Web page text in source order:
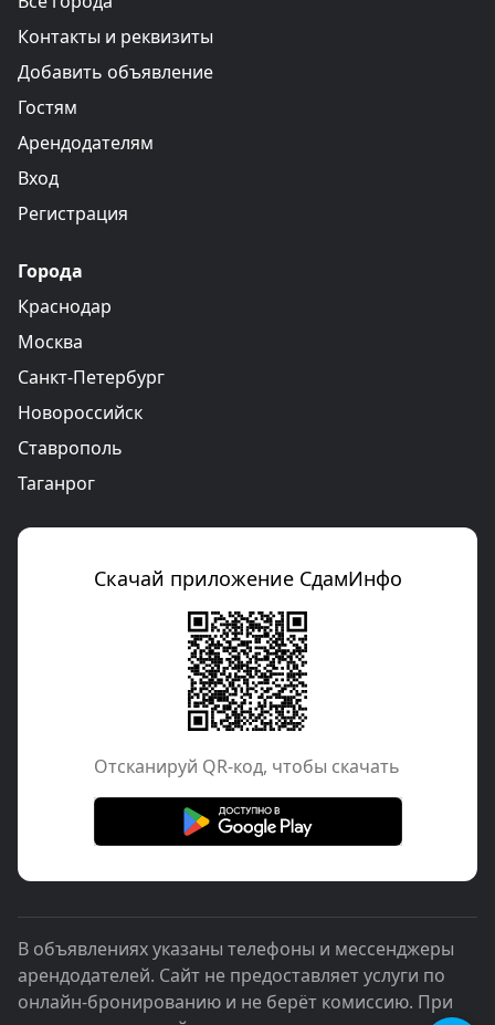
Контакты и реквизиты
Добавить объявление
Гостям
Арендодателям
Вход
Регистрация
Города
Краснодар
Москва
Санкт-Петербург
Новороссийск
Ставрополь
Таганрог
Скачай приложение СдамИнфо
Отcканируй QR-код, чтобы скачать
В объявлениях указаны телефоны и мессенджеры
арендодателей. Сайт не предоставляет услуги по
онлайн-бронированию и не берёт комиссию. При